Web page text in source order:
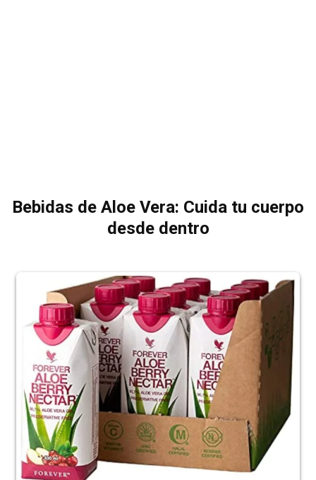
Bebidas de Aloe Vera: Cuida tu cuerpo
desde dentro